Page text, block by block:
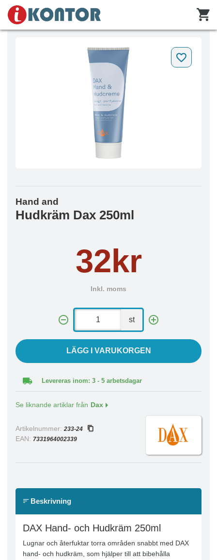
Hand and
Hudkräm Dax 250ml
32kr
Inkl. moms
st
LÄGG I VARUKORGEN
Levereras inom: 3 - 5 arbetsdagar
Se liknande artiklar från Dax
Artikelnummer: 233-24
EAN: 7331964002339
Beskrivning
DAX Hand- och Hudkräm 250ml
Lugnar och återfuktar torra områden snabbt med DAX
hand- och hudkräm, som hjälper till att bibehålla